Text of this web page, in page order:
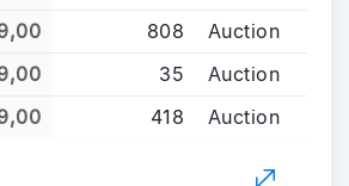
808
Auction
35
Auction
418 Auction